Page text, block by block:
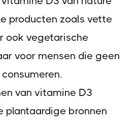
producten zoals vette
ook vegetarische
voor mensen die geen
van vitamine D3
plantaardige bronnen